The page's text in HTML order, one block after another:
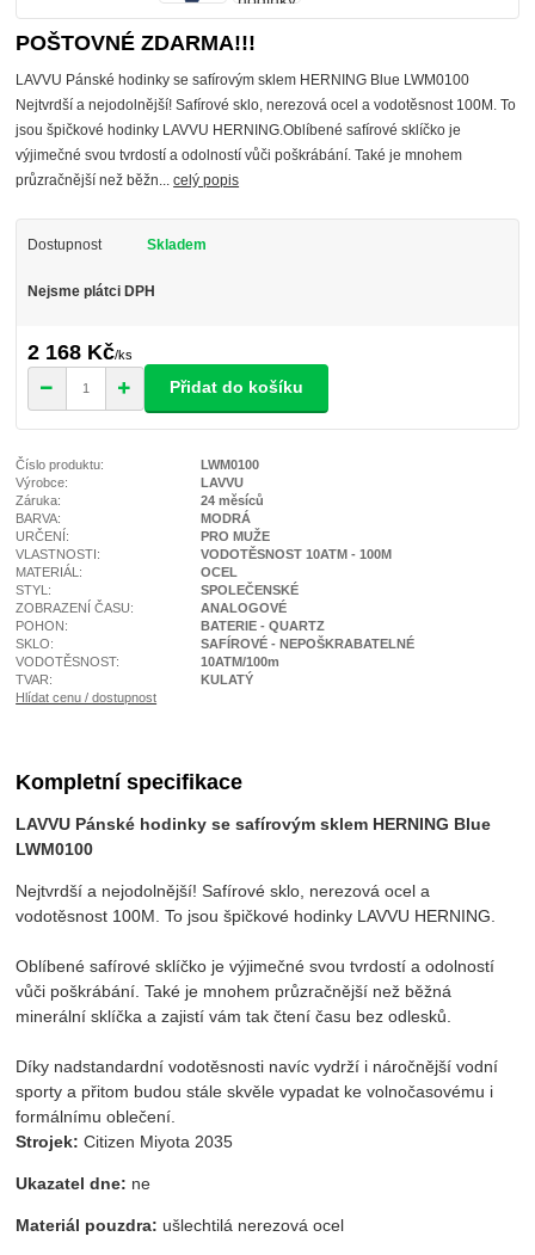
POŠTOVNÉ ZDARMA!!!
LAVVU Pánské hodinky se safírovým sklem HERNING Blue LWM0100
Nejtvrdší a nejodolnější! Safírové sklo, nerezová ocel a vodotěsnost 100M. To
jsou špičkové hodinky LAVVU HERNING.Oblíbené safírové sklíčko je
výjimečné svou tvrdostí a odolností vůči poškrábání. Také je mnohem
průzračnější než běžn...celý popis
Dostupnost Skladem
Nejsme plátci DPH
2 168 Kč/ks
Přidat do košíku
Číslo produktu:
LWM0100
Výrobce:
LAVVU
Záruka:
24 měsíců
BARVA:
MODRÁ
URČENÍ:
PRO MUŽE
VLASTNOSTI:
VODOTĚSNOST 10ATM - 100M
MATERIÁL:
OCEL
STYL:
SPOLEČENSKÉ
ZOBRAZENÍ ČASU:
ANALOGOVÉ
POHON:
BATERIE - QUARTZ
SKLO:
SAFÍROVÉ - NEPOŠKRABATELNÉ
VODOTĚSNOST:
10ATM/100m
TVAR:
KULATÝ
Hlídat cenu / dostupnost
Kompletní specifikace
LAVVU Pánské hodinky se safírovým sklem HERNING Blue
LWM0100
Nejtvrdší a nejodolnější! Safírové sklo, nerezová ocel a
vodotěsnost 100M. To jsou špičkové hodinky LAVVU HERNING.
Oblíbené safírové sklíčko je výjimečné svou tvrdostí a odolností
vůči poškrábání. Také je mnohem průzračnější než běžná
minerální sklíčka a zajistí vám tak čtení času bez odlesků.
Díky nadstandardní vodotěsnosti navíc vydrží i náročnější vodní
sporty a přitom budou stále skvěle vypadat ke volnočasovému i
formálnímu oblečení.
Strojek: Citizen Miyota 2035
Ukazatel dne: ne
Materiál pouzdra: ušlechtilá nerezová ocel